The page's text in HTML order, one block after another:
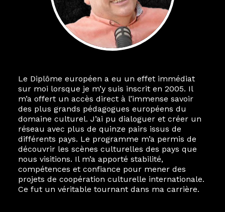
Le Diplôme européen a eu un effet immédiat
sur moi lorsque je m’y suis inscrit en 2005. Il
m’a offert un accès direct à l’immense savoir
des plus grands pédagogues européens du
domaine culturel. J’ai pu dialoguer et créer un
réseau avec plus de quinze pairs issus de
différents pays. Le programme m’a permis de
découvrir les scènes culturelles des pays que
nous visitions. Il m’a apporté stabilité,
compétences et confiance pour mener des
projets de coopération culturelle internationale.
Ce fut un véritable tournant dans ma carrière.